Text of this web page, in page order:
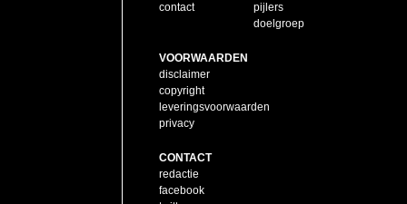
contact
pijlers
doelgroep
VOORWAARDEN
disclaimer
copyright
leveringsvoorwaarden
privacy
CONTACT
redactie
facebook